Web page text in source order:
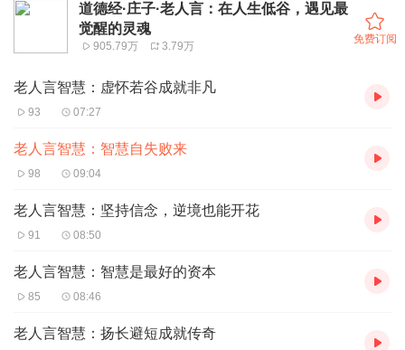
道德经·庄子·老人言：在人生低谷，遇见最
觉醒的灵魂
905.79万 3.79万
免费订阅
老人言智慧：虚怀若谷成就非凡
93 07:27
老人言智慧：智慧自失败来
98 09:04
老人言智慧：坚持信念，逆境也能开花
91 08:50
老人言智慧：智慧是最好的资本
85 08:46
老人言智慧：扬长避短成就传奇